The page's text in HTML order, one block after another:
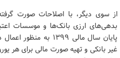
از سوی دیگر، با اصلاحات صورت
بدهی‌های ارزی بانک‌ها و موسسات
پایان سال مالی ۱۳۹۹